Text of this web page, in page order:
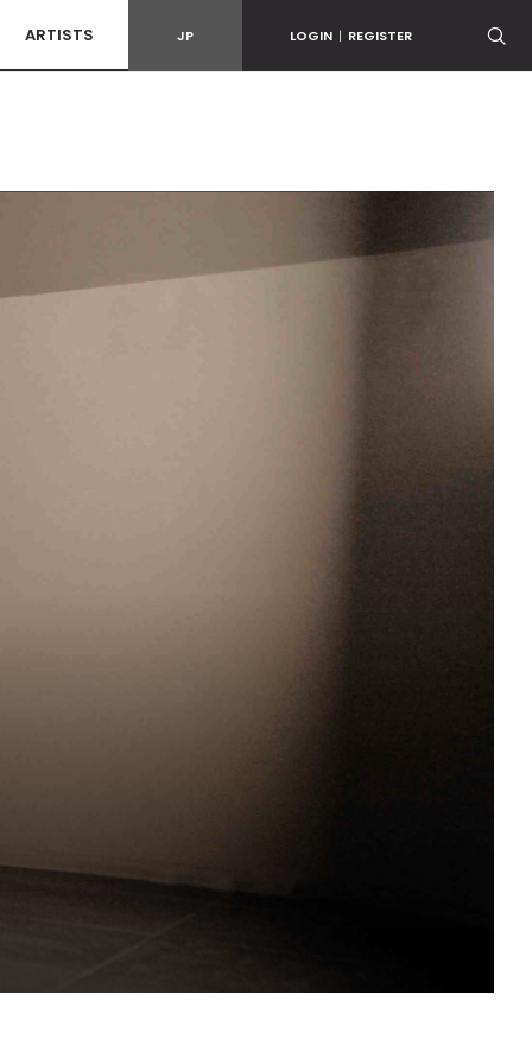
ARTISTS JP LOGIN | REGISTER